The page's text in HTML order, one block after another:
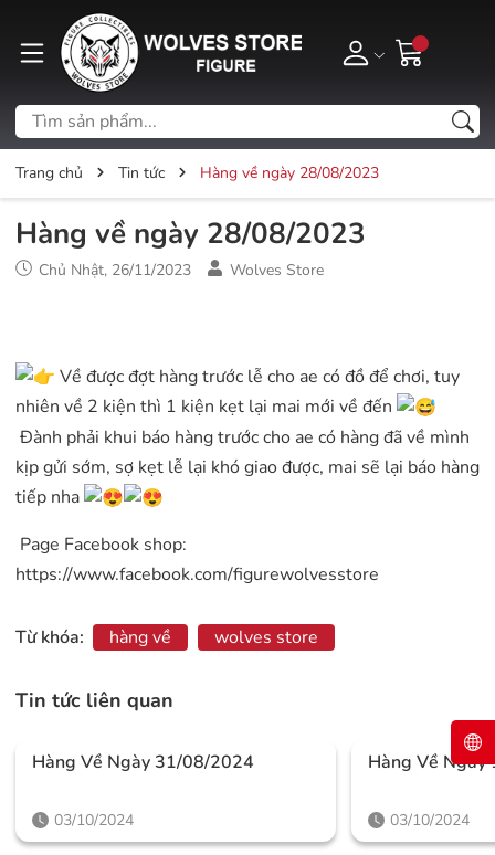
Trang chủ Tin tức Hàng về ngày 28/08/2023
Hàng về ngày 28/08/2023
Chủ Nhật, 26/11/2023 Wolves Store
Về được đợt hàng trước lễ cho ae có đồ để chơi, tuy
nhiên về 2 kiện thì 1 kiện kẹt lại mai mới về đến
Đành phải khui báo hàng trước cho ae có hàng đã về mình
kịp gửi sớm, sợ kẹt lễ lại khó giao được, mai sẽ lại báo hàng
tiếp nha
Page Facebook shop:
https://www.facebook.com/figurewolvesstore
Từ khóa: hàng về wolves store
Tin tức liên quan
Hàng Về Ngày 31/08/2024
03/10/2024
Hàng Về
03/10/2024